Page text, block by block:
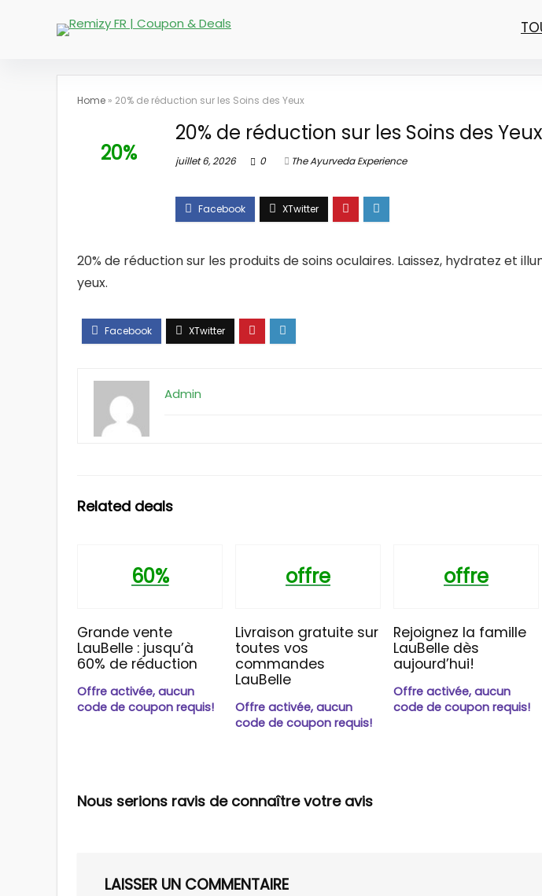
Home » 20% de réduction sur les Soins des Yeux
20%
20% de réduction sur les Soins des Yeux
juillet 6, 2026 0 The Ayurveda Experience
20% de réduction sur les produits de soins oculaires. Laissez, hydratez et
yeux.
Admin
Related deals
60%
Grande vente
LauBelle : jusqu’à
60% de réduction
Offre activée, aucun
code de coupon requis!
offre
Livraison gratuite sur
toutes vos
commandes
LauBelle
Offre activée, aucun
code de coupon requis!
offre
Rejoignez la famille
LauBelle dès
aujourd’hui!
Offre activée, aucun
code de coupon requis!
Nous serions ravis de connaître votre avis
LAISSER UN COMMENTAIRE